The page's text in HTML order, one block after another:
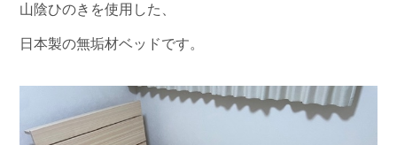
山陰ひのきを使用した、
日本製の無垢材ベッドです。